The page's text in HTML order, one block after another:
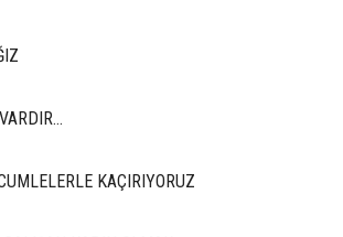
KAÇIRIYORUZ